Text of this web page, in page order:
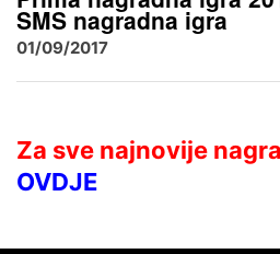
SMS nagradna igra
01/09/2017
Za sve najnovije
OVDJE